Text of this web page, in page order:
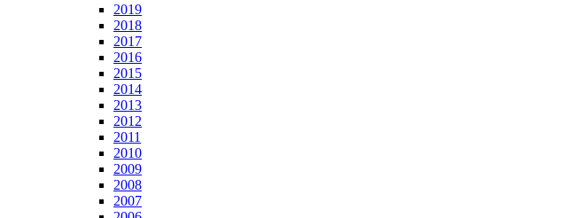
2019
2018
2017
2016
2015
2014
2013
2012
2011
2010
2009
2008
2007